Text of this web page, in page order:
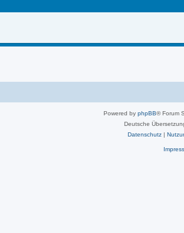
Powered by phpBB® Forum
Deutsche
Datenschutz|